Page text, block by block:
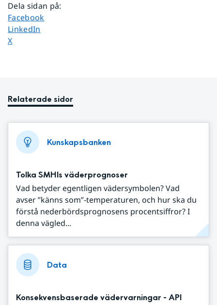
Dela sidan på:
Dela sidan på
Facebook
Dela sidan på
LinkedIn
Dela sidan på
X
Relaterade sidor
Kunskapsbanken
Tolka SMHIs väderprognoser
Vad betyder egentligen vädersymbolen? Vad
avser ”känns som”-temperaturen, och hur ska du
förstå nederbördsprognosens procentsiffror? I
denna vägled...
Data
Konsekvensbaserade vädervarningar - API